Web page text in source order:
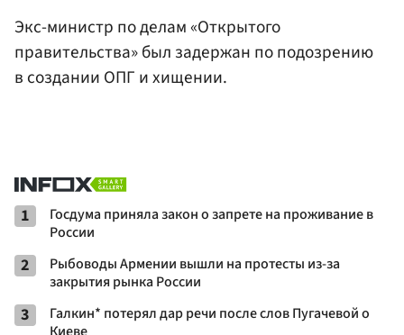
Экс-министр по делам «Открытого
правительства» был задержан по подозрению
в создании ОПГ и хищении.
1
Госдума приняла закон о запрете на проживание в
России
2
Рыбоводы Армении вышли на протесты из-за
закрытия рынка России
3
Галкин* потерял дар речи после слов Пугачевой о